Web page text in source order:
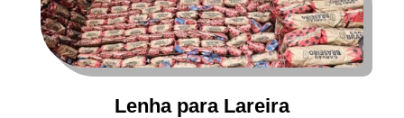
Lenha para Lareira